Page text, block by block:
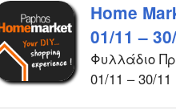
Home
01/11 –
Φυλλάδιο
01/11 – 30/11